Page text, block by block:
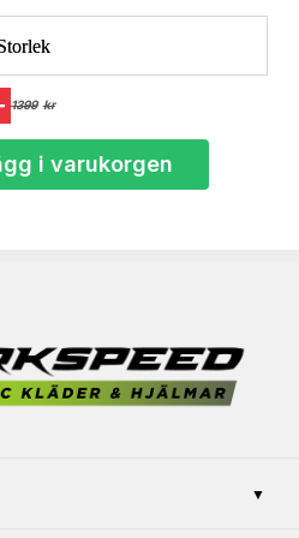
efter att ha mottagit dina
mellan 12 - 16 arbetsdagar
Mage / Stomach
(cm)
114
116
117
1399 kr
i varukorgen
▼